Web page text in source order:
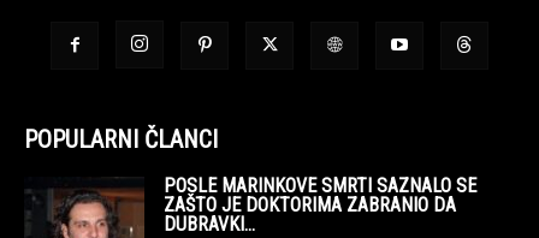
POPULARNI ČLANCI
POSLE MARINKOVE SMRTI SAZNALO SE
ZAŠTO JE DOKTORIMA ZABRANIO DA
DUBRAVKI...